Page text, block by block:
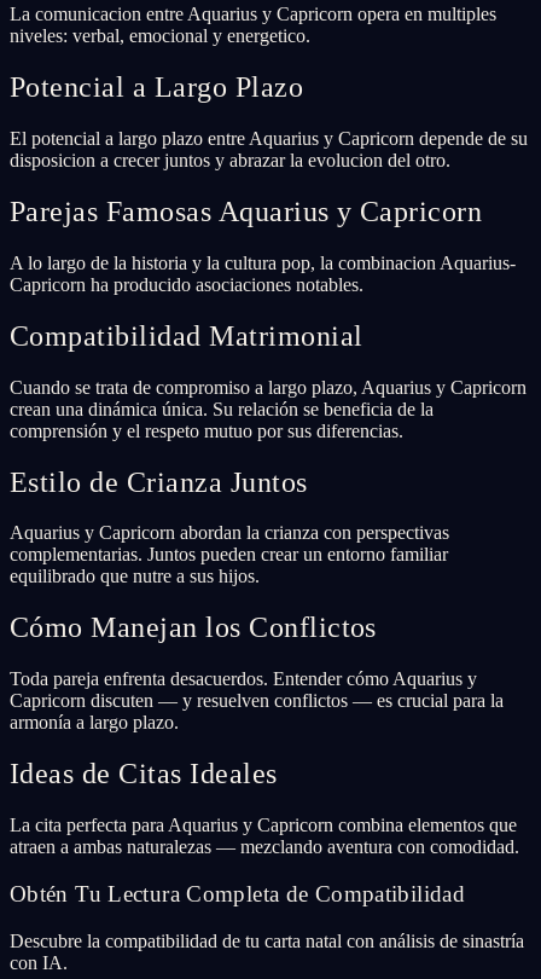
La comunicacion entre Aquarius y Capricorn opera en multiples
niveles: verbal, emocional y energetico.
Potencial a Largo Plazo
El potencial a largo plazo entre Aquarius y Capricorn depende de su
disposicion a crecer juntos y abrazar la evolucion del otro.
Parejas Famosas Aquarius y Capricorn
A lo largo de la historia y la cultura pop, la combinacion Aquarius-
Capricorn ha producido asociaciones notables.
Compatibilidad Matrimonial
Cuando se trata de compromiso a largo plazo, Aquarius y Capricorn
crean una dinámica única. Su relación se beneficia de la
comprensión y el respeto mutuo por sus diferencias.
Estilo de Crianza Juntos
Aquarius y Capricorn abordan la crianza con perspectivas
complementarias. Juntos pueden crear un entorno familiar
equilibrado que nutre a sus hijos.
Cómo Manejan los Conflictos
Toda pareja enfrenta desacuerdos. Entender cómo Aquarius y
Capricorn discuten — y resuelven conflictos — es crucial para la
armonía a largo plazo.
Ideas de Citas Ideales
La cita perfecta para Aquarius y Capricorn combina elementos que
atraen a ambas naturalezas — mezclando aventura con comodidad.
Obtén Tu Lectura Completa de Compatibilidad
Descubre la compatibilidad de tu carta natal con análisis de sinastría
con IA.